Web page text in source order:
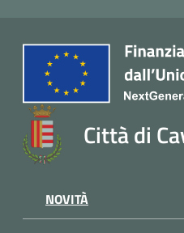
Città di
NOVITÀ